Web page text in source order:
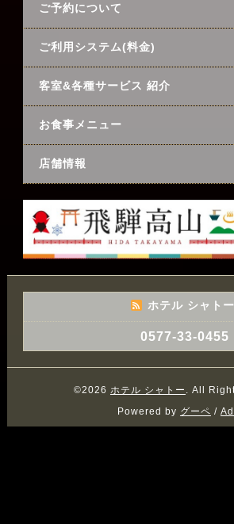
ご予約について
ご利用システム(料金)
客室&各種サービス 紹介
お食事メニュー
店舗情報
ホテル シャトー
0577-33-0455
©2026 ホテル シャトー
. All
Powered by グーペ /